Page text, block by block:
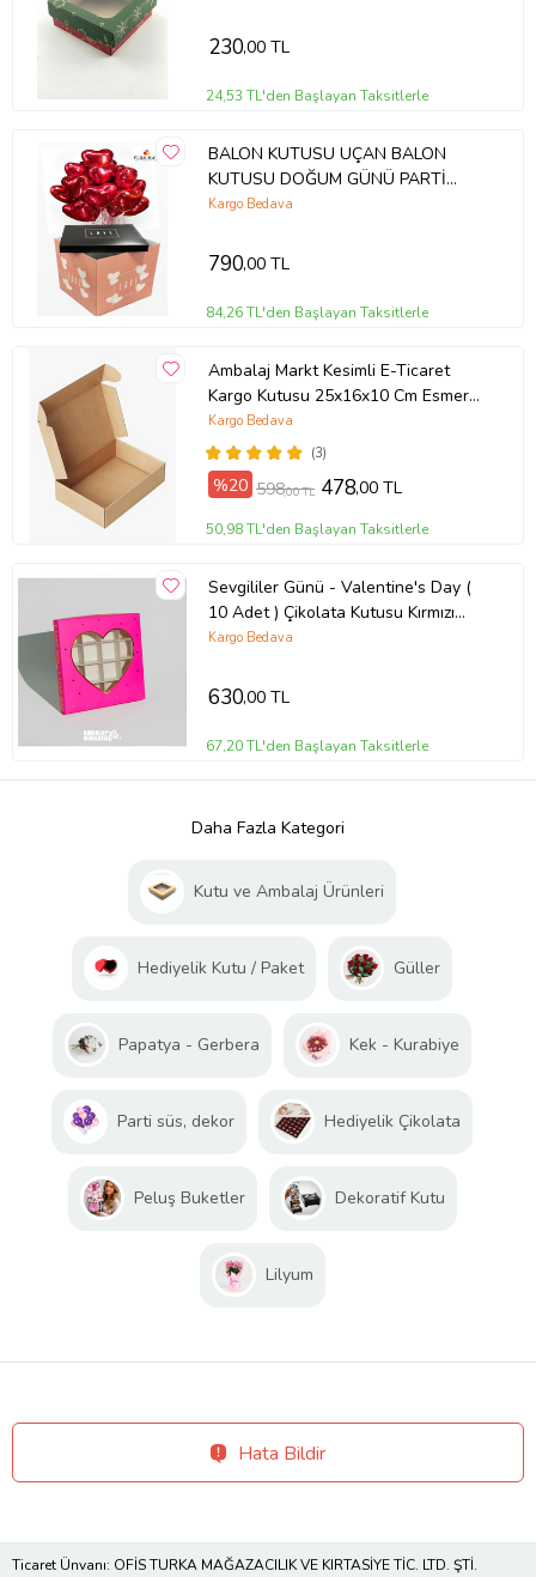
230,00 TL
24,53 TL'den Başlayan Taksitlerle
BALON KUTUSU UÇAN BALON
KUTUSU DOĞUM GÜNÜ PARTİ
BALON KUTUSU SÜPRİZ KUTU
Kargo Bedava
790,00 TL
84,26 TL'den Başlayan Taksitlerle
Ambalaj Markt Kesimli E-Ticaret
Kargo Kutusu 25x16x10 Cm Esmer
25 Adet
(3)
Kargo Bedava
%20 598,00 TL 478,00 TL
50,98 TL'den Başlayan Taksitlerle
Sevgililer Günü - Valentine's Day (
10 Adet ) Çikolata Kutusu Kırmızı
Gold (Pembe)
Kargo Bedava
630,00 TL
67,20 TL'den Başlayan Taksitlerle
Daha Fazla Kategori
Kutu ve Ambalaj Ürünleri
Hediyelik Kutu / Paket Güller
Papatya - Gerbera Kek - Kurabiye
Parti süs, dekor Hediyelik Çikolata
Peluş Buketler Dekoratif Kutu
Lilyum
Hata Bildir
Ticaret Ünvanı: OFİS TURKA MAĞAZACILIK VE KIRTASİYE TİC. LTD. ŞTİ.